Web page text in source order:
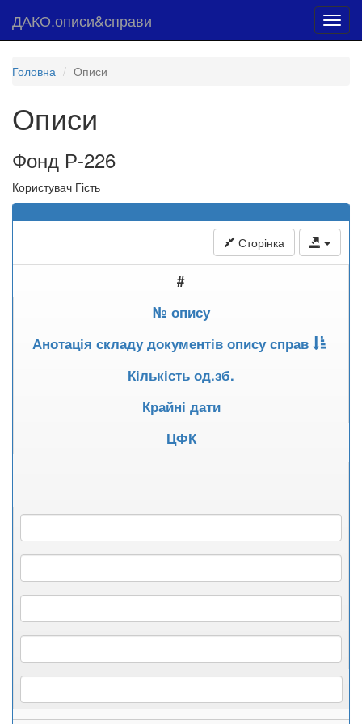
ДАКО.описи&справи
Головна Описи
Описи
Фонд Р-226
Користувач Гість
Сторінка
#
№ опису
Анотація складу документів опису справ
Кількість од.зб.
Крайні дати
ЦФК